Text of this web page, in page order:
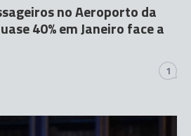
no Aeroporto da
40% em Janeiro face a
1